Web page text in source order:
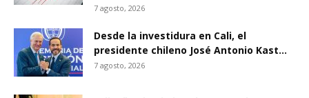
7 agosto, 2026
Desde la investidura en Cali, el
presidente chileno José Antonio Kast...
7 agosto, 2026